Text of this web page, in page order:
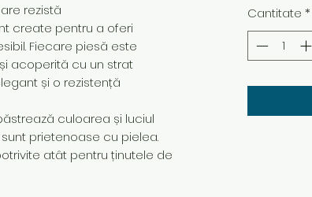
rezistă
create pentru a oferi
Fiecare piesă este
acoperită cu un strat
și o rezistență
culoarea și luciul
prietenoase cu pielea.
atât pentru ținutele de
Cantitate *